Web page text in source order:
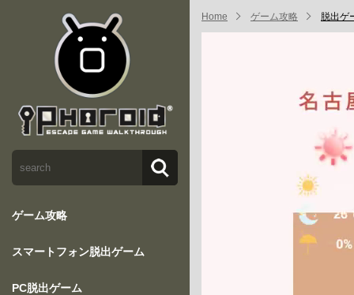
ゲーム攻略
スマートフォン脱出ゲーム
PC脱出ゲーム
Home ゲーム攻略 脱出ゲ